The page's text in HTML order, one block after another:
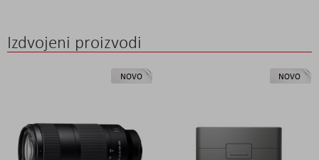
Izdvojeni proizvodi
NOVO NOVO